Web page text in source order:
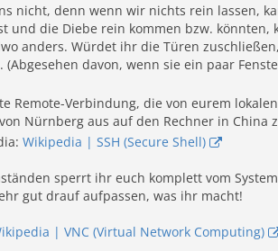
nicht, denn wenn wir nichts rein lassen,
und die Diebe rein kommen bzw.
anders. Würdet ihr die Türen
davon, wenn sie ein paar
Remote-Verbindung, die von eurem
Nürnberg aus auf den Rechner in
Wikipedia | SSH (Secure Shell)
sperrt ihr euch komplett vom
gut drauf aufpassen, was ihr macht!
| VNC (Virtual Network Computing)